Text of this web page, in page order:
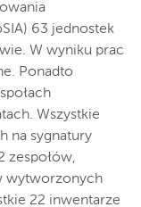
63 jednostek
W wyniku prac
Ponadto
Wszystkie
na sygnatury
zespołów,
wytworzonych
22 inwentarze